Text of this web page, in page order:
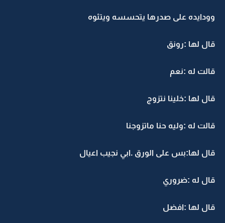
وودايده على صدرها يتحسسه ويتئوه
قال لها :رونق
قالت له :نعم
قال لها :خلينا نتزوج
قالت له :وليه حنا ماتزوجنا
قال لها:بس على الورق .ابي نجيب اعيال
قال له :ضروري
قال لها :افضل